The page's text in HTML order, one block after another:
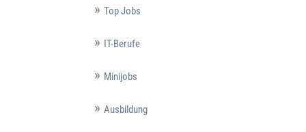
Top Jobs
IT-Berufe
Minijobs
Ausbildung